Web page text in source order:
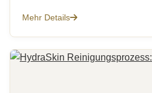
Mehr Details